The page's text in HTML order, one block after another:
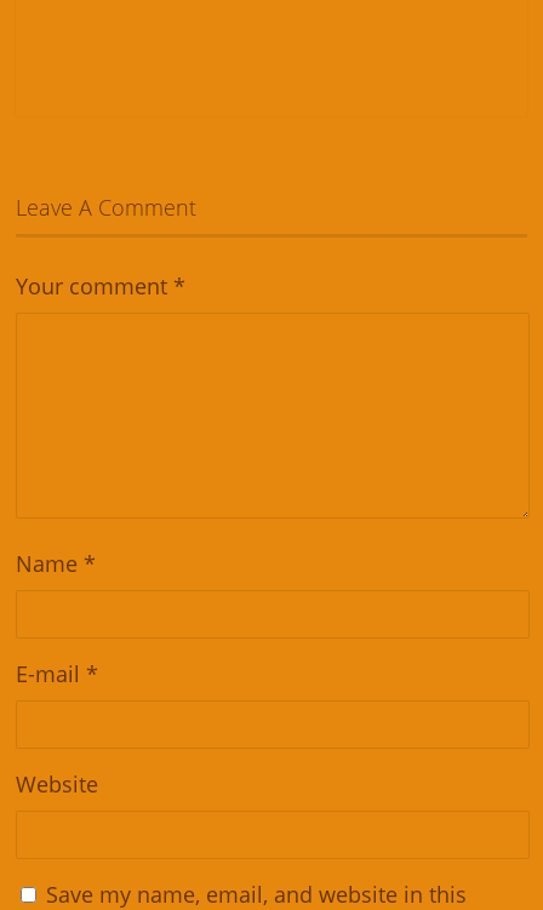
Leave A Comment
Your comment *
Name *
E-mail *
Website
Save my name, email, and website in this